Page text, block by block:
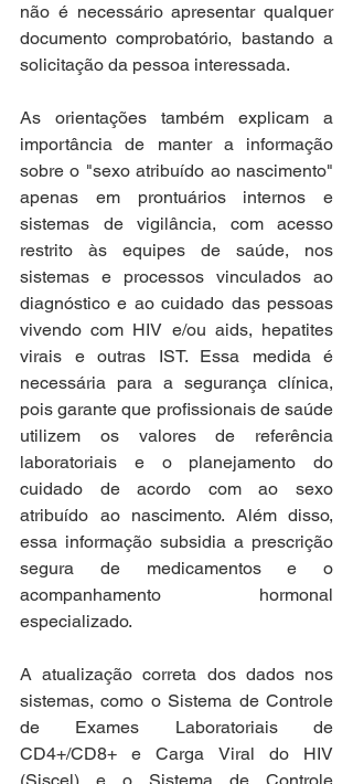
não é necessário apresentar qualquer
documento comprobatório, bastando a
solicitação da pessoa interessada.
As orientações também explicam a
importância de manter a informação
sobre o "sexo atribuído ao nascimento"
apenas em prontuários internos e
sistemas de vigilância, com acesso
restrito às equipes de saúde, nos
sistemas e processos vinculados ao
diagnóstico e ao cuidado das pessoas
vivendo com HIV e/ou aids, hepatites
virais e outras IST. Essa medida é
necessária para a segurança clínica,
pois garante que profissionais de saúde
utilizem os valores de referência
laboratoriais e o planejamento do
cuidado de acordo com ao sexo
atribuído ao nascimento. Além disso,
essa informação subsidia a prescrição
segura de medicamentos e o
acompanhamento hormonal
especializado.
A atualização correta dos dados nos
sistemas, como o Sistema de Controle
de Exames Laboratoriais de
CD4+/CD8+ e Carga Viral do HIV